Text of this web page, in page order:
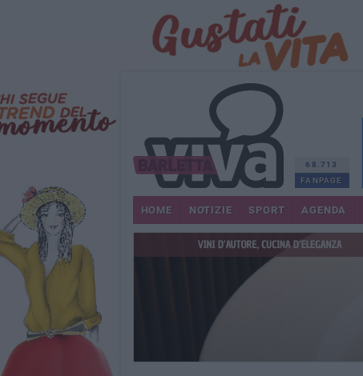
68.713
FANPAGE
HOME NOTIZIE SPORT AGENDA